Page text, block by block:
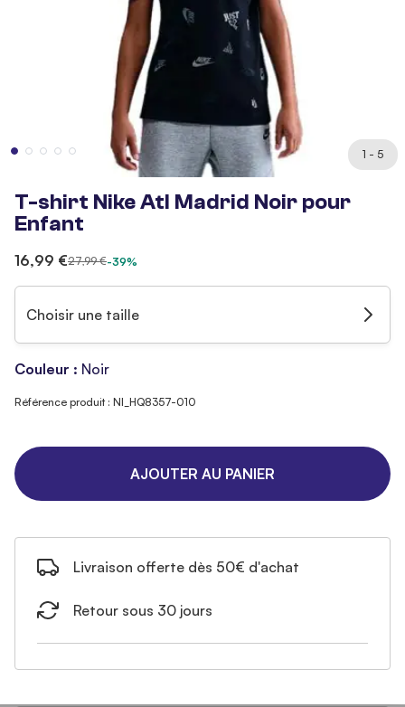
1 - 5
T-shirt Nike Atl Madrid Noir pour
Enfant
16,99 €27,99 €-39%
Choisir une taille
Couleur : Noir
Référence produit : NI_HQ8357-010
AJOUTER AU PANIER
Livraison offerte dès 50€ d'achat
Retour sous 30 jours